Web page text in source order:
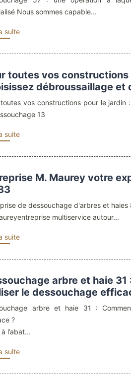
Nous sommes capable...
suite
toutes vos constructions
débroussaillage et
vos constructions pour le jardin
13
suite
M. Maurey votre
de dessouchage d'arbres et haies
multiservice autour...
suite
arbre et haie 31
le dessouchage
arbre et haie 31 :
?
l’abat...
suite